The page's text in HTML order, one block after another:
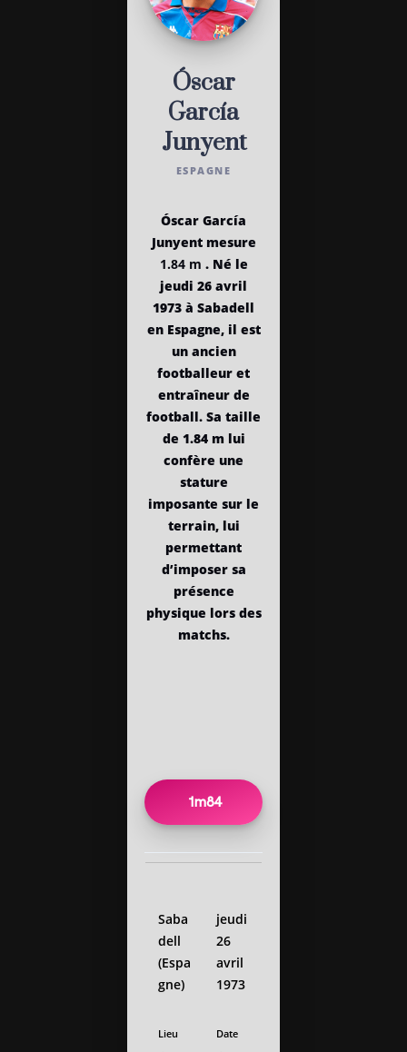
Óscar
García
Junyent
ESPAGNE
Óscar García
Junyent mesure
1.84 m . Né le
jeudi 26 avril
1973 à Sabadell
en Espagne, il est
un ancien
footballeur et
entraîneur de
football. Sa taille
de 1.84 m lui
confère une
stature
imposante sur le
terrain, lui
permettant
d’imposer sa
présence
physique lors des
matchs.
1m84
Saba
dell
(Espa
gne)
Lieu
jeudi
26
avril
1973
Date